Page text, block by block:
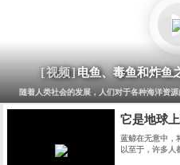
[视频]电鱼、毒鱼和炸鱼
随着人类社会的发展，人们对于各种海洋资
它是地球
蓝鲸在无意中，
以至于，许多人